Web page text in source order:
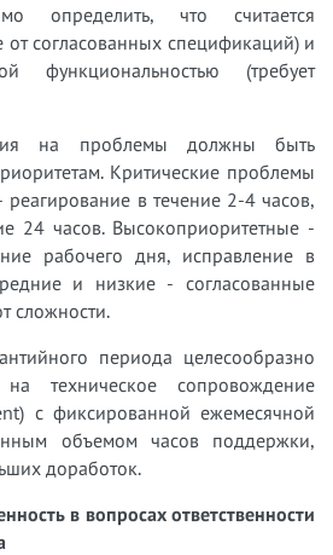
определить, что считается
от согласованных спецификаций) и
функциональностью (требует
на проблемы должны быть
Критические проблемы
реагирование в течение 2-4 часов,
24 часов. Высокоприоритетные -
рабочего дня, исправление в
и низкие - согласованные
сложности.
периода целесообразно
техническое сопровождение
с фиксированной ежемесячной
объемом часов поддержки,
доработок.
в вопросах ответственности